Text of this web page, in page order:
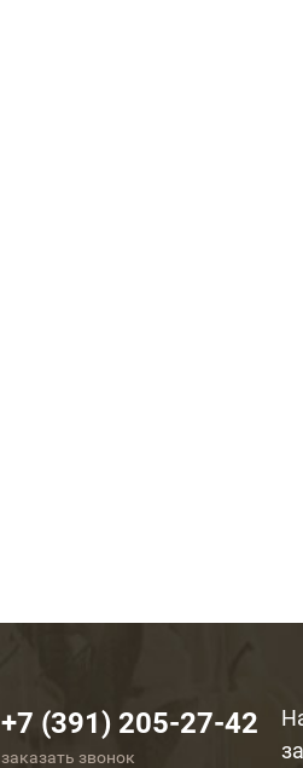
+7 (391) 205-27-42
заказать звонок